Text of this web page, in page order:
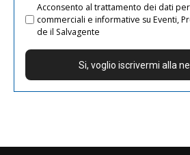
Acconsento al trattamento dei dati
commerciali e informative su Eventi,
de il Salvagente